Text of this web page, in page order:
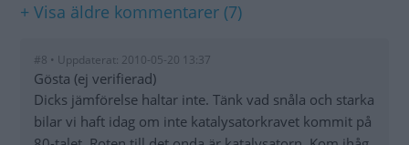
+ Visa äldre kommentarer (7)
#8 • Uppdaterat: 2010-05-20 13:37
Gösta (ej verifierad)
Dicks jämförelse haltar inte. Tänk vad snåla och starka
bilar vi haft idag om inte katalysatorkravet kommit på